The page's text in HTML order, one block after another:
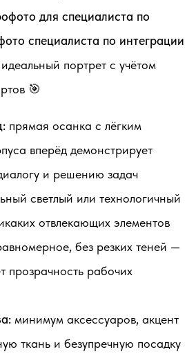
для специалиста по
специалиста по интеграции
портрет с учётом
🎯
прямая осанка с лёгким
вперёд демонстрирует
и решению задач
светлый или технологичный
отвлекающих элементов
без резких теней —
прозрачность рабочих
минимум аксессуаров, акцент
ткань и безупречную посадку